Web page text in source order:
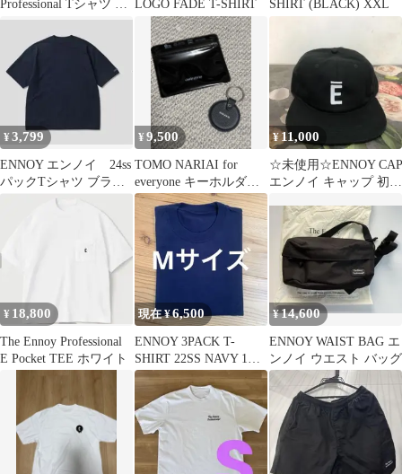
Professional Tシャツ M
サイズ
LOGO FADE T-SHIRT
SHIRT (BLACK) XXL
¥3,799
ENNOY エンノイ 24ss
パックTシャツ ブラッ
ク ラバー 袖ロゴ
¥9,500
TOMO NARIAI for
everyone キーホルダ
ー レザー
¥11,000
☆未使用☆ENNOY CAP
エンノイ キャップ 初期
¥ 18,800
The Ennoy Professional
E Pocket TEE ホワイト
現在 ¥6,500
ENNOY 3PACK T-
SHIRT 22SS NAVY 1枚
売り
¥14,600
ENNOY WAIST BAG エ
ンノイ ウエスト バッグ